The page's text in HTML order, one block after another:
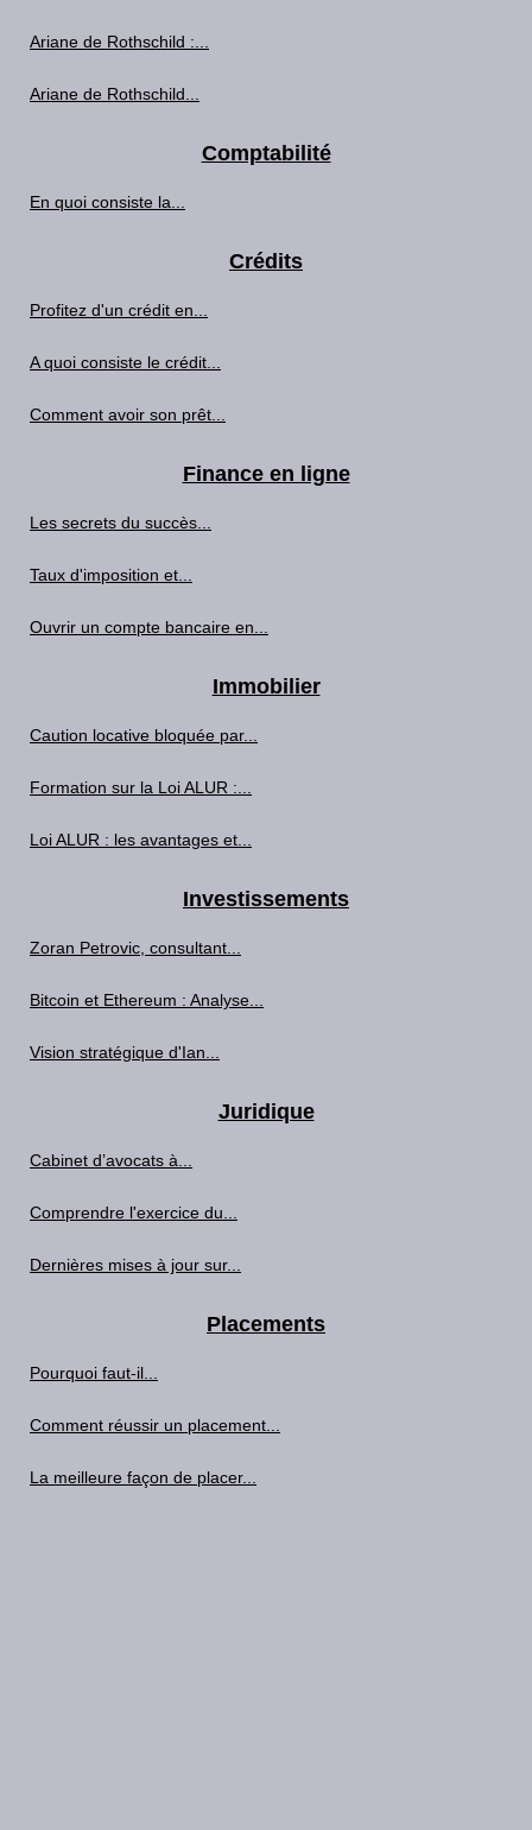
Ariane de Rothschild :...
Ariane de Rothschild...
Comptabilité
En quoi consiste la...
Crédits
Profitez d'un crédit en...
A quoi consiste le crédit...
Comment avoir son prêt...
Finance en ligne
Les secrets du succès...
Taux d'imposition et...
Ouvrir un compte bancaire en...
Immobilier
Caution locative bloquée par...
Formation sur la Loi ALUR :...
Loi ALUR : les avantages et...
Investissements
Zoran Petrovic, consultant...
Bitcoin et Ethereum : Analyse...
Vision stratégique d'Ian...
Juridique
Cabinet d’avocats à...
Comprendre l'exercice du...
Dernières mises à jour sur...
Placements
Pourquoi faut-il...
Comment réussir un placement...
La meilleure façon de placer...